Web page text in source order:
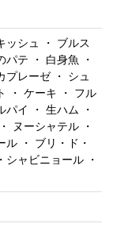
ッシュ ・ ブルス
パテ ・ 白身魚 ・
プレーゼ ・ シュ
・ ケーキ ・ フル
パイ ・ 生ハム ・
ヌーシャテル ・
ル ・ ブリ・ド・
シャビニョール ・